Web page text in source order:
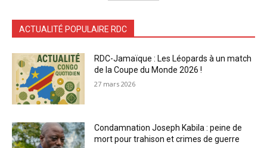
ACTUALITÉ POPULAIRE RDC
RDC-Jamaïque : Les Léopards à un match
de la Coupe du Monde 2026 !
27 mars 2026
Condamnation Joseph Kabila : peine de
mort pour trahison et crimes de guerre